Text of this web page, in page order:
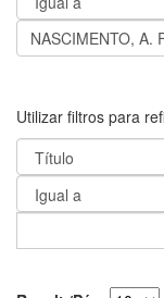
Utilizar filtros para